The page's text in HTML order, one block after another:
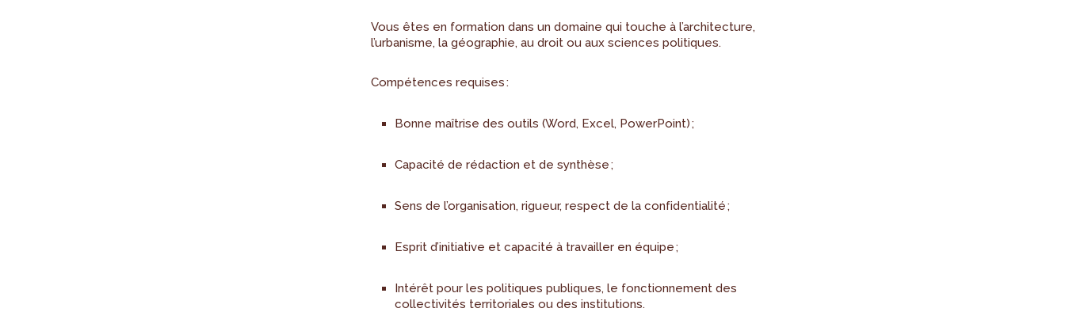
Vous êtes en formation dans un domaine qui touche à l’architecture,
l’urbanisme, la géographie, au droit ou aux sciences politiques.
Compétences requises :
Bonne maîtrise des outils (Word, Excel, PowerPoint) ;
Capacité de rédaction et de synthèse ;
Sens de l’organisation, rigueur, respect de la confidentialité ;
Esprit d’initiative et capacité à travailler en équipe ;
Intérêt pour les politiques publiques, le fonctionnement des
collectivités territoriales ou des institutions.